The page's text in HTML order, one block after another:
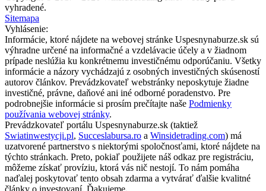
vyhradené.
Sitemapa
Vyhlásenie:
Informácie, ktoré nájdete na webovej stránke Uspesnynaburze.sk sú
výhradne určené na informačné a vzdelávacie účely a v žiadnom
prípade neslúžia ku konkrétnemu investičnému odporúčaniu. Všetky
informácie a názory vychádzajú z osobných investičných skúseností
autorov článkov. Prevádzkovateľ webstránky neposkytuje žiadne
investičné, právne, daňové ani iné odborné poradenstvo. Pre
podrobnejšie informácie si prosím prečítajte naše Podmienky
používania webovej stránky.
Prevádzkovateľ portálu Uspesnynaburze.sk (taktiež
Swiatinwestycji.pl, Succeslabursa.ro a Winsidetrading.com) má
uzatvorené partnerstvo s niektorými spoločnosťami, ktoré nájdete na
týchto stránkach. Preto, pokiaľ použijete náš odkaz pre registráciu,
môžeme získať províziu, ktorá vás nič nestojí. To nám pomáha
naďalej poskytovať tento obsah zdarma a vytvárať ďalšie kvalitné
články o investovaní. Ďakujeme.